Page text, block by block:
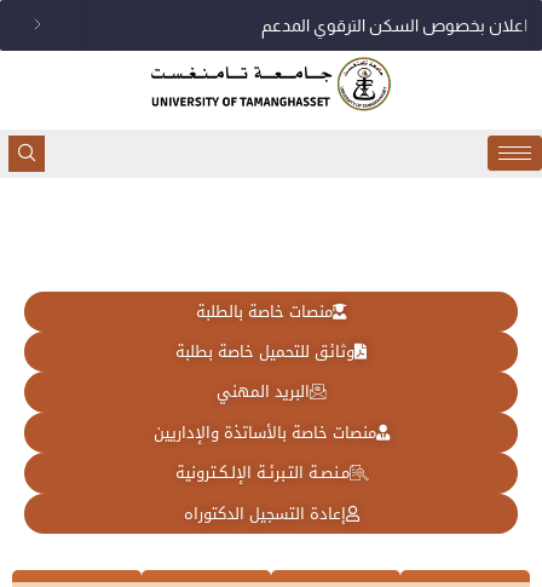
اعلان بخصوص السكن الترقوي المدعم
منصات خاصة بالطلبة
وثائق للتحميل خاصة بطلبة
البريد المهني
منصات خاصة بالأساتذة والإداريين
مـنصـة التـبرئـة الإلـكـترونية
إعادة التسجيل الدكتوراه